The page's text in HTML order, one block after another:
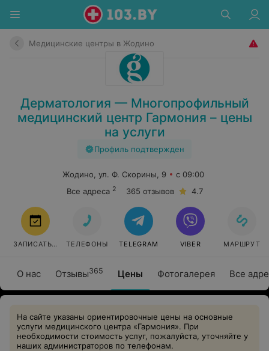
Медицинские центры в Жодино
Дерматология — Многопрофильный
медицинский центр Гармония – цены
на услуги
Профиль подтвержден
О нас Отзывы365 Цены Фотогалерея Все
Жодино, ул. Ф. Скорины, 9
с 09:00
Все адреса 2 365 отзывов 4.7
ЗАПИСАТЬСЯ ТЕЛЕФОНЫ TELEGRAM VIBER МАРШРУТ
На сайте указаны ориентировочные цены на основные
услуги медицинского центра «Гармония». При
необходимости стоимость услуг, пожалуйста, уточняйте у
наших администраторов по телефонам.